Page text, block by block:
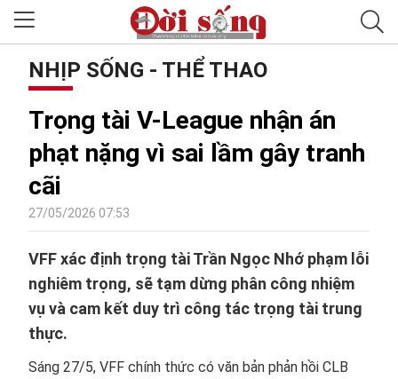
NHỊP SỐNG - THỂ THAO
Trọng tài V-League nhận án
phạt nặng vì sai lầm gây tranh
cãi
27/05/2026 07:53
VFF xác định trọng tài Trần Ngọc Nhớ phạm lỗi
nghiêm trọng, sẽ tạm dừng phân công nhiệm
vụ và cam kết duy trì công tác trọng tài trung
thực.
Sáng 27/5, VFF chính thức có văn bản phản hồi CLB